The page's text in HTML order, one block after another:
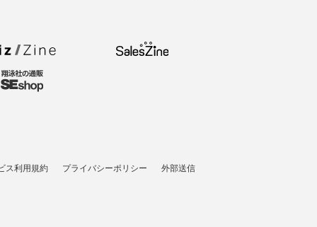
ス利用規約 プライバシーポリシー 外部送信